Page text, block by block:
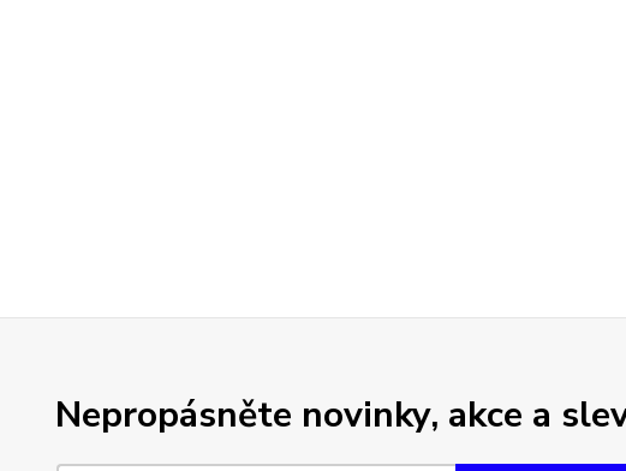
Nepropásněte novinky, akce a